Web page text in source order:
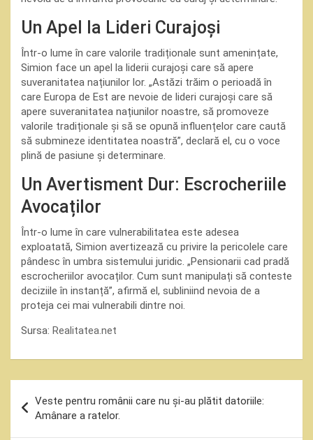
Un Apel la Lideri Curajoși
Într-o lume în care valorile tradiționale sunt amenințate,
Simion face un apel la liderii curajoși care să apere
suveranitatea națiunilor lor. „Astăzi trăim o perioadă în
care Europa de Est are nevoie de lideri curajoși care să
apere suveranitatea națiunilor noastre, să promoveze
valorile tradiționale și să se opună influențelor care caută
să submineze identitatea noastră”, declară el, cu o voce
plină de pasiune și determinare.
Un Avertisment Dur: Escrocheriile
Avocaților
Într-o lume în care vulnerabilitatea este adesea
exploatată, Simion avertizează cu privire la pericolele care
pândesc în umbra sistemului juridic. „Pensionarii cad pradă
escrocheriilor avocaților. Cum sunt manipulați să conteste
deciziile în instanță”, afirmă el, subliniind nevoia de a
proteja cei mai vulnerabili dintre noi.
Sursa: Realitatea.net
în
articole
Veste pentru românii care nu şi-au plătit datoriile:
Amânare a ratelor.